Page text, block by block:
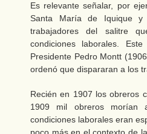
Es relevante señalar, por
Santa María de Iquique
trabajadores del salitre
condiciones laborales.
Presidente Pedro Montt
ordenó que dispararan a los
Recién en 1907 los obreros
1909 mil obreros morían
condiciones laborales eran